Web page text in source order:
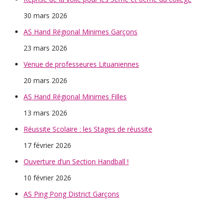
30 mars 2026
AS Hand Régional Minimes Garçons
23 mars 2026
Venue de professeures Lituaniennes
20 mars 2026
AS Hand Régional Minimes Filles
13 mars 2026
Réussite Scolaire : les Stages de réussite
17 février 2026
Ouverture d’un Section Handball !
10 février 2026
AS Ping Pong District Garçons